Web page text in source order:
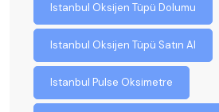
Istanbul Oksijen Tüpü Dolumu
Istanbul Oksijen Tüpü Satın Al
Istanbul Pulse Oksimetre